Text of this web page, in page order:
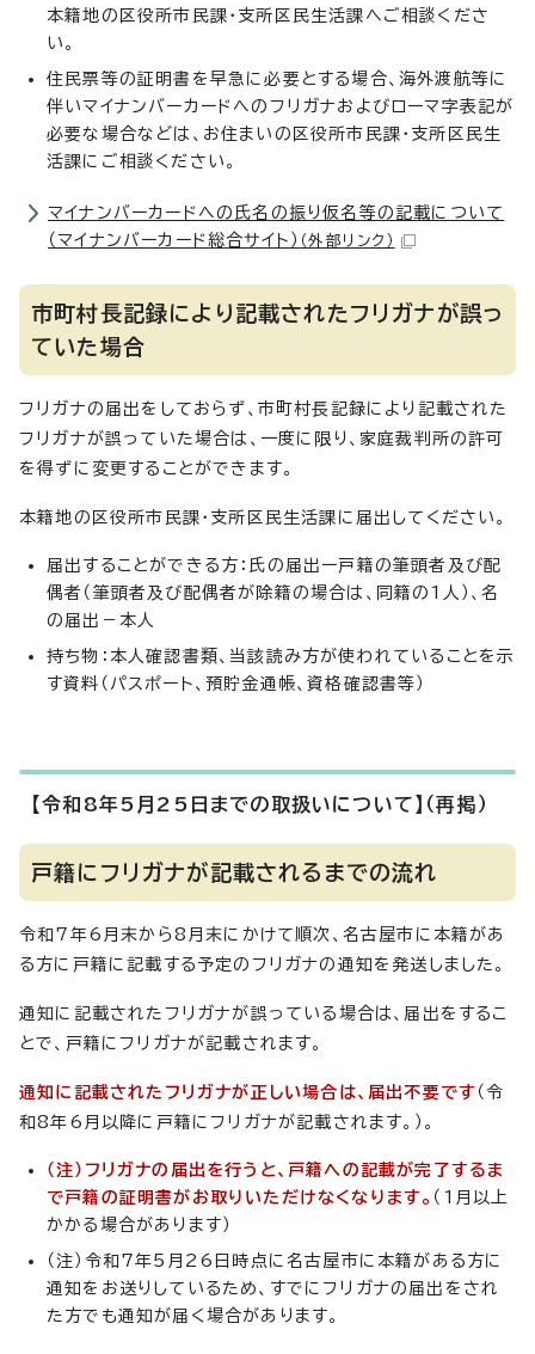
本籍地の区役所市民課・支所区民生活課へご相談くださ
い。
住民票等の証明書を早急に必要とする場合、海外渡航等に
伴いマイナンバーカードへのフリガナおよびローマ字表記が
必要な場合などは、お住まいの区役所市民課・支所区民生
活課にご相談ください。
マイナンバーカードへの氏名の振り仮名等の記載について
（マイナンバーカード総合サイト） （外部リンク）
市町村長記録により記載されたフリガナが誤っ
ていた場合
フリガナの届出をしておらず、市町村長記録により記載された
フリガナが誤っていた場合は、一度に限り、家庭裁判所の許可
を得ずに変更することができます。
本籍地の区役所市民課・支所区民生活課に届出してください。
届出することができる方：氏の届出ー戸籍の筆頭者及び配
偶者（筆頭者及び配偶者が除籍の場合は、同籍の1人）、名
の届出－本人
持ち物：本人確認書類、当該読み方が使われていることを示
す資料（パスポート、預貯金通帳、資格確認書等）
【令和8年5月25日までの取扱いについて】（再掲）
戸籍にフリガナが記載されるまでの流れ
令和7年6月末から8月末にかけて順次、名古屋市に本籍があ
る方に戸籍に記載する予定のフリガナの通知を発送しました。
通知に記載されたフリガナが誤っている場合は、届出をするこ
とで、戸籍にフリガナが記載されます。
通知に記載されたフリガナが正しい場合は、届出不要です （令
和8年6月以降に戸籍にフリガナが記載されます。）。
（注）フリガナの届出を行うと、戸籍への記載が完了するま
で戸籍の証明書がお取りいただけなくなります。 （1月以上
かかる場合があります）
（注）令和7年5月26日時点に名古屋市に本籍がある方に
通知をお送りしているため、すでにフリガナの届出をされ
た方でも通知が届く場合があります。